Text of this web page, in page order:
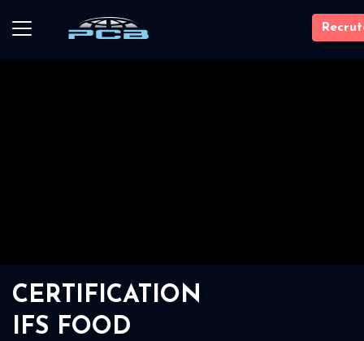
CERTIFICATION
IFS FOOD